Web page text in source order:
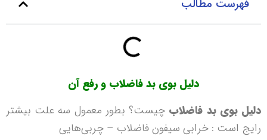
فهرست مطالب
دلیل بوی بد فاضلاب و رفع آن
دلیل بوی بد فاضلاب چیست؟ بطور معمول سه علت بیشتر
رایج است : خرابی سیفون فاضلاب – چربی‌هایی